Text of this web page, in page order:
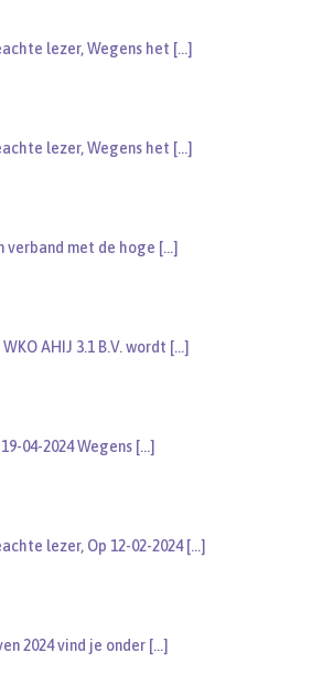
lezer, Wegens het […]
lezer, Wegens het […]
verband met de hoge […]
AHIJ 3.1 B.V. wordt […]
04-2024 Wegens […]
lezer, Op 12-02-2024 […]
2024 vind je onder […]